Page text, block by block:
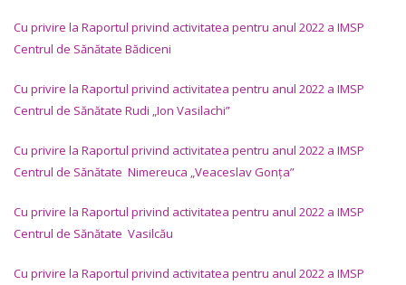
Cu privire la Raportul privind activitatea pentru anul 2022 a IMSP
Centrul de Sănătate Bădiceni
Cu privire la Raportul privind activitatea pentru anul 2022 a IMSP
Centrul de Sănătate Rudi „Ion Vasilachi”
Cu privire la Raportul privind activitatea pentru anul 2022 a IMSP
Centrul de Sănătate Nimereuca „Veaceslav Gonța”
Cu privire la Raportul privind activitatea pentru anul 2022 a IMSP
Centrul de Sănătate Vasilcău
Cu privire la Raportul privind activitatea pentru anul 2022 a IMSP